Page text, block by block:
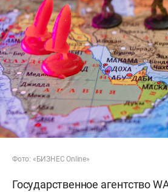
Фото: «БИЗНЕС Online»
Государственное агентство